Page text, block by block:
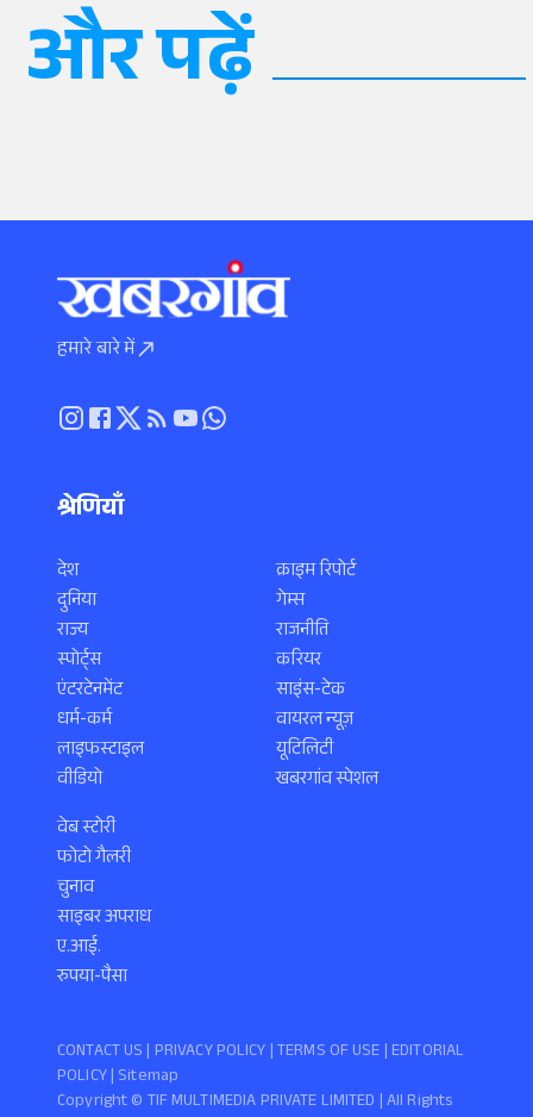
और पढ़ें
हमारे बारे में
श्रेणियाँ
देश
दुनिया
राज्य
स्पोर्ट्स
एंटरटेनमेंट
धर्म-कर्म
लाइफस्टाइल
वीडियो
क्राइम रिपोर्ट
गेम्स
राजनीति
करियर
साइंस-टेक
वायरल न्यूज़
यूटिलिटी
खबरगांव स्पेशल
वेब स्टोरी
फोटो गैलरी
चुनाव
साइबर अपराध
ए.आई.
रुपया-पैसा
Copyright ©️ TIF MULTIMEDIA PRIVATE LIMITED | All Rights
CONTACT US | PRIVACY POLICY |TERMS OF USE | EDITORIAL
POLICY| Sitemap